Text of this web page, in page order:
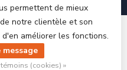
Ri-Traffic
permettent de mieux
notre clientèle et son
améliorer les fonctions.
message
(cookies) »